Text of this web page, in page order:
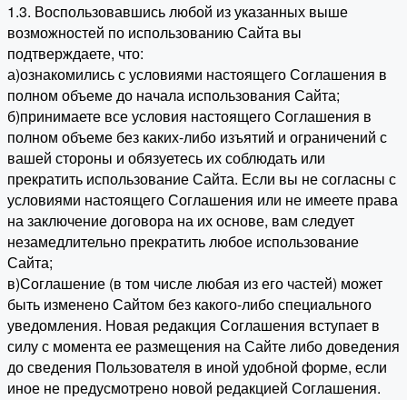
1.3. Воспользовавшись любой из указанных выше
возможностей по использованию Сайта вы
подтверждаете, что:
а)ознакомились с условиями настоящего Соглашения в
полном объеме до начала использования Сайта;
б)принимаете все условия настоящего Соглашения в
полном объеме без каких-либо изъятий и ограничений с
вашей стороны и обязуетесь их соблюдать или
прекратить использование Сайта. Если вы не согласны с
условиями настоящего Соглашения или не имеете права
на заключение договора на их основе, вам следует
незамедлительно прекратить любое использование
Сайта;
в)Соглашение (в том числе любая из его частей) может
быть изменено Сайтом без какого-либо специального
уведомления. Новая редакция Соглашения вступает в
силу с момента ее размещения на Сайте либо доведения
до сведения Пользователя в иной удобной форме, если
иное не предусмотрено новой редакцией Соглашения.